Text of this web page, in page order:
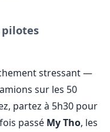
stressant —
sur les 50
partez à 5h30 pour
passé My Tho, les